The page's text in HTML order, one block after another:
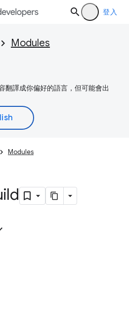
登入
Modules
翻譯成你偏好的語言，但可能會出
Modules